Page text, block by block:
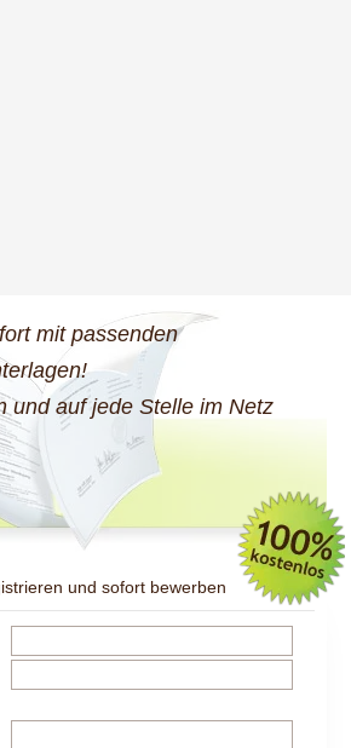
mit passenden
und auf jede Stelle im Netz
und sofort bewerben